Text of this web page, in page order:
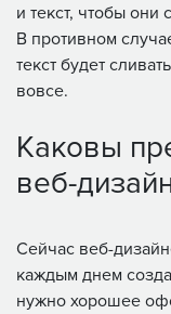
и текст, чтобы они
В противном
текст будет
вовсе.
Каковы
веб-
Сейчас веб-
каждым днем
нужно хорошее